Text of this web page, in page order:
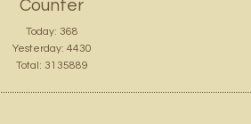
Counter
Today: 368
Yesterday: 4430
Total: 3135889